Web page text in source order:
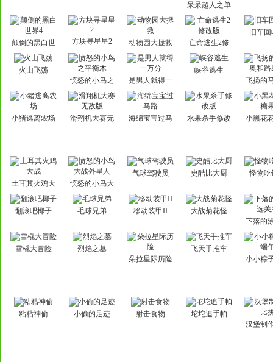
呆呆超人之单
颠倒的黑白世
方块寻星星2 动物园大拯救
亡命逃生2修
旧车
火山飞荡
愤怒的小鸟之
是男人就得一
峡谷逃生
飞扬的
小猪逃离农场
滑翔机大赛无
海绵宝宝过马
水果杀手修改
小黑花
土耳其火鸡大
愤怒的小鸟大
气球驾驶员 史酷比大厨 怪物吃
翻滚吧椰子 毛球兄弟 移动装甲II
大战菊花怪
下落的
雪橇大冒险
烈焰之墓
朵拉星际历险
飞天手推车
小小粽
粘粘神偷 小偷的足迹 射击食物
坨坨追手帕
汉堡制